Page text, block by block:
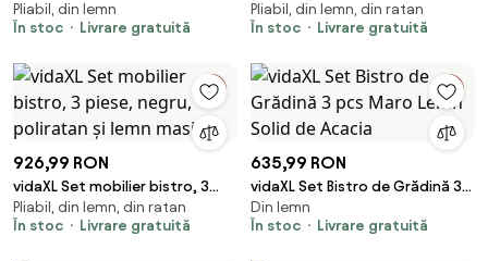
piese, textil antracit/lemn
masiv
Pliabil, din lemn
În stoc
Livrare gratuită
piese, poliratan bej/lemn masiv
Pliabil, din lemn, din ratan
În stoc
Livrare gratuită
926,99 RON
vidaXL Set mobilier bistro, 3
piese, negru, poliratan și lemn
masiv
Pliabil, din lemn, din ratan
În stoc
Livrare gratuită
635,99 RON
vidaXL Set Bistro de Grădină 3
pcs Maro Lemn Solid de Acacia
Din lemn
În stoc
Livrare gratuită